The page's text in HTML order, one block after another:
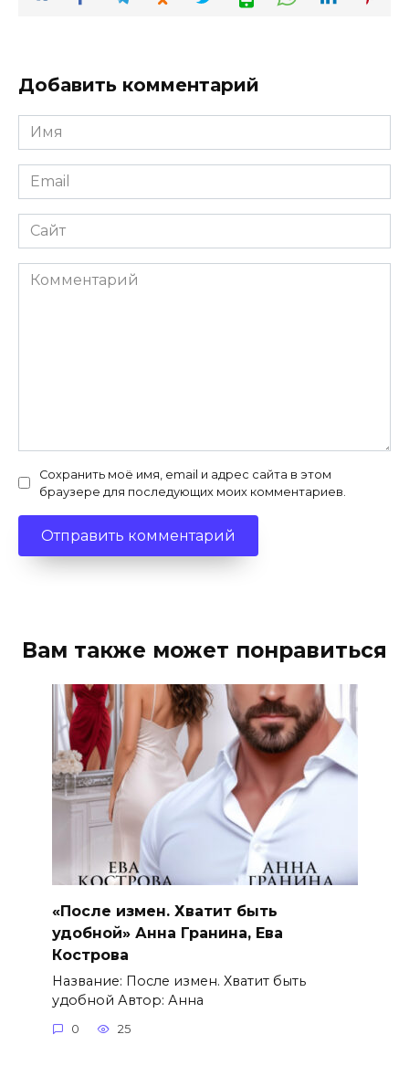
Добавить комментарий
Имя
*
Email
*
Сайт
Комментарий
Сохранить моё имя, email и адрес сайта в этом
браузере для последующих моих комментариев.
Вам также может понравиться
«После измен. Хватит быть
удобной» Анна Гранина, Ева
Кострова
Название: После измен. Хватит быть
удобной Автор: Анна
0 25